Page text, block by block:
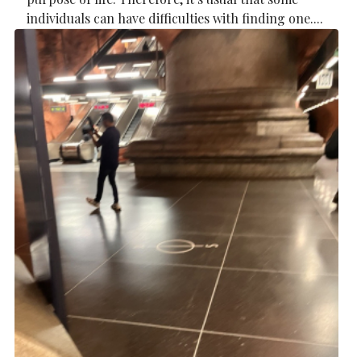
individuals can have difficulties with finding one....